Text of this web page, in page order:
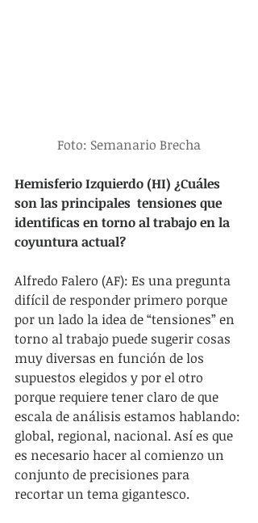
Foto: Semanario Brecha
Hemisferio Izquierdo (HI) ¿Cuáles
son las principales  tensiones que
identificas en torno al trabajo en la
coyuntura actual?
Alfredo Falero (AF): Es una pregunta
difícil de responder primero porque
por un lado la idea de “tensiones” en
torno al trabajo puede sugerir cosas
muy diversas en función de los
supuestos elegidos y por el otro
porque requiere tener claro de que
escala de análisis estamos hablando:
global, regional, nacional. Así es que
es necesario hacer al comienzo un
conjunto de precisiones para
recortar un tema gigantesco.